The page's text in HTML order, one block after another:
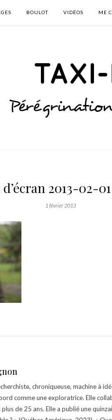
BOULOT VIDÉOS ME
2013-02-01
1 février 2013
chroniqueuse, machine à
comme une exploratrice. Elle
de 25 ans. Elle a publié une